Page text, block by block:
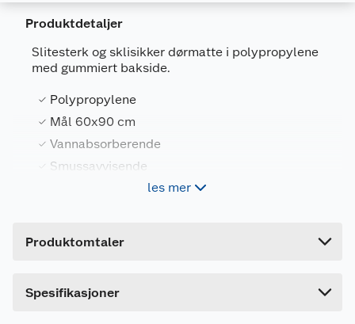
Produktdetaljer
Slitesterk og sklisikker dørmatte i polypropylene
med gummiert bakside.
Polypropylene
Mål 60x90 cm
Vannabsorberende
Smussavvisende
bakside.
les mer
Produktomtaler
Spesifikasjoner
Artikkelnummer
Leverandørens artikkelnummer
Størrelse
Farge
Lengde